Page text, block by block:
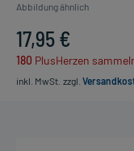
Abbildung ähnlich
17,95 €
180 PlusHerzen
inkl. MwSt. zzgl.